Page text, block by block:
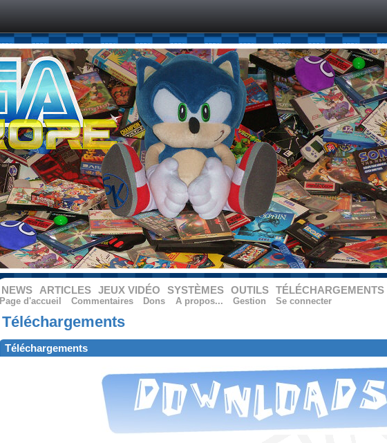
NEWS ARTICLES JEUX VIDÉO SYSTÈMES OUTILS TÉLÉCHARGEMENTS
Page d'accueil Commentaires Dons A propos... Gestion Se connecter
Téléchargements
Téléchargements